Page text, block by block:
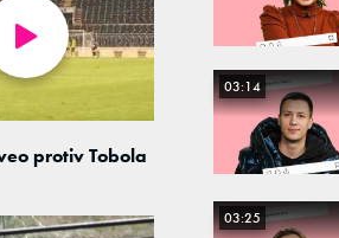
protiv Tobola
03:14
03:25